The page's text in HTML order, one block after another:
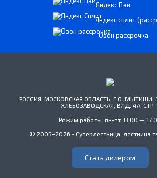
Яндекс Пэй
Яндекс сплит
Озон рассрочка
РОССИЯ, МОСКОВСКАЯ ОБЛАСТЬ, Г.О. МЫТИЩИ,
ХЛЕБОЗАВОДСКАЯ, ВЛД. 4А, СТР.
Режим работы: пн-пт: 8:00 —
© 2005–2026 - Суперлестница, лестница
Стать дилером